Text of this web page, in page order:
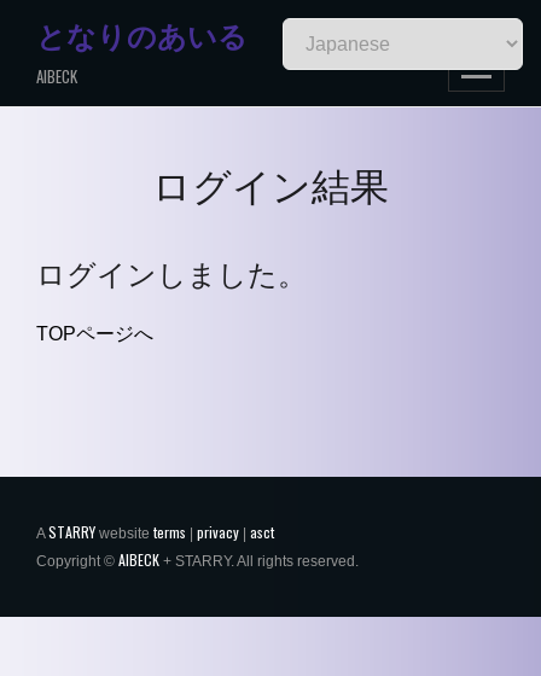
content
となりのあいる
AIBECK
ログイン結果
ログインしました。
TOPページへ
ASTARRY website terms privacy asct
Copyright © AIBECK + STARRY. All rights reserved.